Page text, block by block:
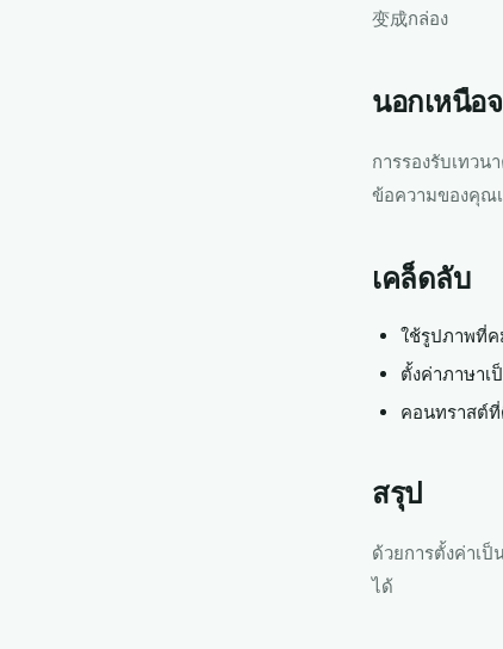
变成กล่อง
นอกเหนือ
การรองรับเทว
ข้อความของคุณ
เคล็ดลับ
ใช้รูปภาพที่ค
ตั้งค่าภาษาเ
คอนทราสต์ที่
สรุป
ด้วยการตั้งค่าเ
ได้